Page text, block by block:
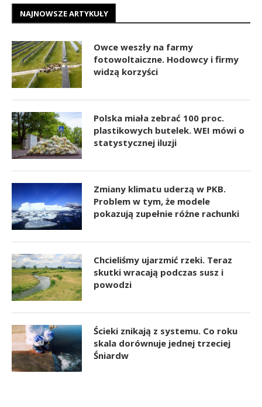
NAJNOWSZE ARTYKUŁY
Owce weszły na farmy
fotowoltaiczne. Hodowcy i firmy
widzą korzyści
Polska miała zebrać 100 proc.
plastikowych butelek. WEI mówi o
statystycznej iluzji
Zmiany klimatu uderzą w PKB.
Problem w tym, że modele
pokazują zupełnie różne rachunki
Chcieliśmy ujarzmić rzeki. Teraz
skutki wracają podczas susz i
powodzi
Ścieki znikają z systemu. Co roku
skala dorównuje jednej trzeciej
Śniardw